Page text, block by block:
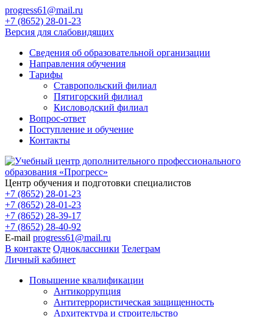
progress61@mail.ru
+7 (8652) 28-01-23
Версия для слабовидящих
Сведения об образовательной организации
Направления обучения
Тарифы
Ставропольский филиал
Пятигорский филиал
Кисловодский филиал
Вопрос-ответ
Поступление и обучение
Контакты
Центр обучения и подготовки специалистов
+7 (8652) 28-01-23
+7 (8652) 28-01-23
+7 (8652) 28-39-17
+7 (8652) 28-40-92
E-mail progress61@mail.ru
В контакте Одноклассники Телеграм
Личный кабинет
Повышение квалификации
Антикоррупция
Антитеррористическая защищенность
Архитектура и строительство